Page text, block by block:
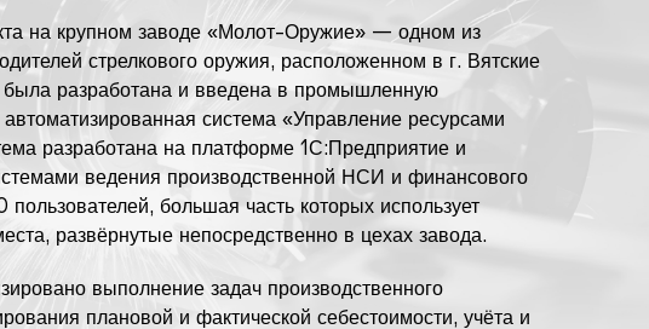
на крупном заводе «Молот-Оружие» — одном из
стрелкового оружия, расположенном в г. Вятские
разработана и введена в промышленную
система «Управление ресурсами
разработана на платформе 1С:Предприятие и
ведения производственной НСИ и финансового
большая часть которых использует
развёрнутые непосредственно в цехах завода.
выполнение задач производственного
плановой и фактической себестоимости, учёта и